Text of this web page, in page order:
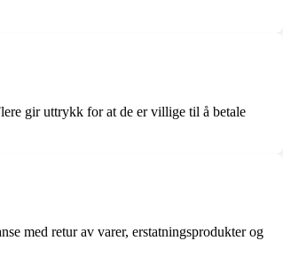
gir uttrykk for at de er villige til å betale
med retur av varer, erstatningsprodukter og